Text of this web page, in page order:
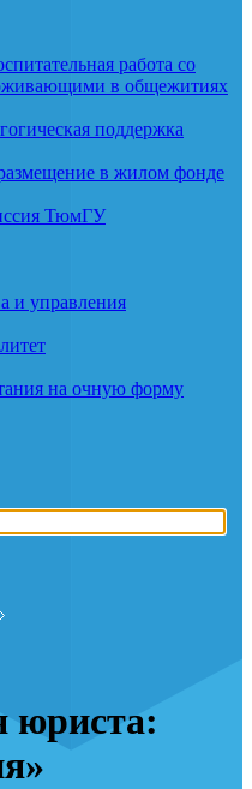
работа со
в общежитиях
поддержка
в жилом фонде
ТюмГУ
и управления
на очную форму
юриста: